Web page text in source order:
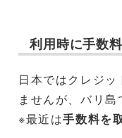
利用時に手数
日本ではクレジ
ませんが、バリ島
※最近は手数料を